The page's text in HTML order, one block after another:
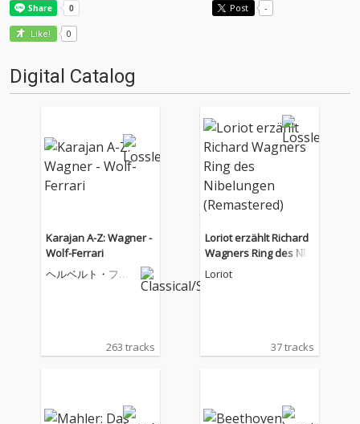
Post -
Like! 0
Digital Catalog
Karajan A-Z: Wagner -
Wolf-Ferrari
ヘルベルト・フォ
263 tracks
Loriot erzählt Richard
Wagners Ring des Nib
elungen (Remastered)
Loriot
37 tracks